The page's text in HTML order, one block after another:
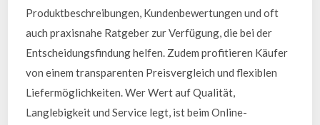
Produktbeschreibungen, Kundenbewertungen und oft
auch praxisnahe Ratgeber zur Verfügung, die bei der
Entscheidungsfindung helfen. Zudem profitieren Käufer
von einem transparenten Preisvergleich und flexiblen
Liefermöglichkeiten. Wer Wert auf Qualität,
Langlebigkeit und Service legt, ist beim Online-